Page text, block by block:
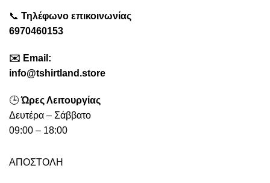
📞 Τηλέφωνο επικοινωνίας
6970460153
✉️ Emai l:
info@tshirtland.store
🕒Ώρες Λειτουργίας
Δευτέρα – Σάββατο
09:00 – 18:00
ΑΠΟΣΤΟΛΗ